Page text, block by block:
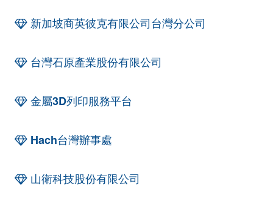
新加坡商英彼克有限公司台灣分公司
台灣石原產業股份有限公司
金屬3D列印服務平台
Hach台灣辦事處
山衛科技股份有限公司